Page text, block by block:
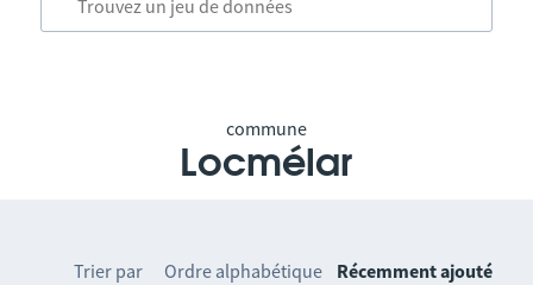
commune
Locmélar
Trier par Ordre alphabétique Récemment ajouté